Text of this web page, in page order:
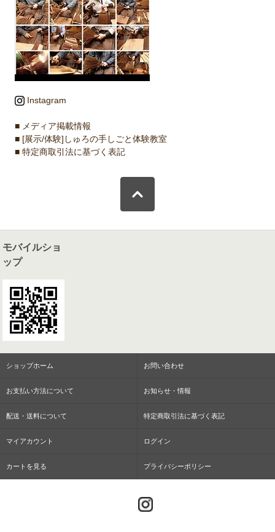
Instagram
■ メディア掲載情報
■ [展示/体験]しゅろの手しごと体験教室
■ 特定商取引法に基づく表記
モバイルショ
ップ
ショップホーム お問い合わせ
お支払い方法について お知らせ・情報
配送・送料について 特定商取引法に基づく表記
マイアカウント ログイン
カートを見る プライバシーポリシー